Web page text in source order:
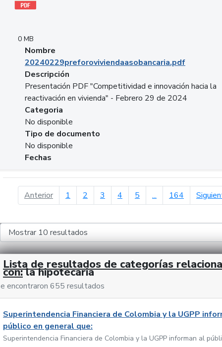
0 MB
Nombre
20240229preforoviviendaasobancaria.pdf
Descripción
Presentación PDF "Competitividad e innovación hacia la
reactivación en vivienda" - Febrero 29 de 2024
Categoria
No disponible
Tipo de documento
No disponible
Fechas
Anteriorpágina anterior
1 2 3 4 5 ... 164
Lista de resultados de categorías
con: la hipotecaria
encontraron 655 resultados
Superintendencia Financiera de Colombia y la UGPP
público en general que:
Superintendencia Financiera de Colombia y la UGPP informan al